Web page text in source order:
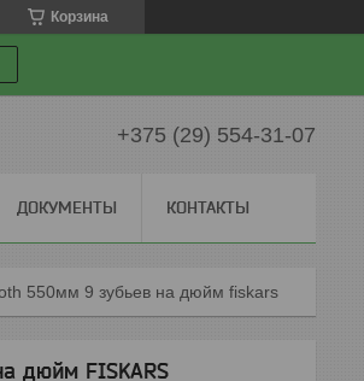
Корзина
+375 (29) 554-31-07
ДОКУМЕНТЫ КОНТАКТЫ
550мм 9 зубьев на дюйм fiskars
дюйм FISKARS